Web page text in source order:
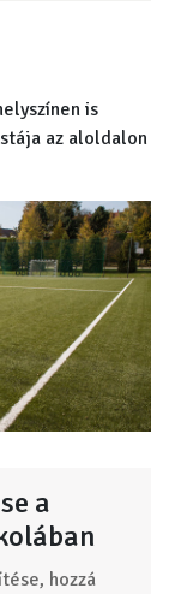
is
az aloldalon
a
hozzá